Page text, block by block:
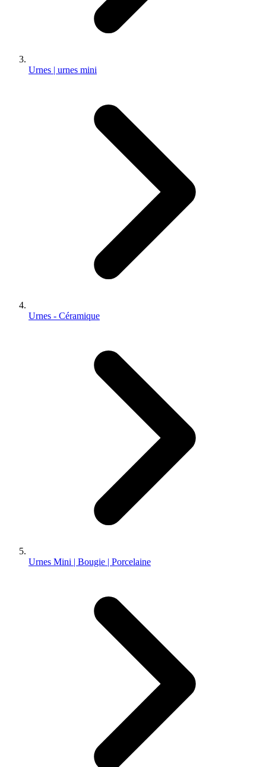
Urnes | urnes mini
Urnes - Céramique
Urnes Mini | Bougie | Porcelaine